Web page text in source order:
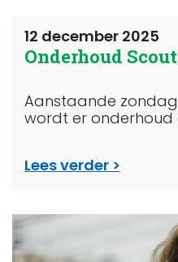
12 december 2025
Onderhoud
Aanstaande
wordt er onderhoud
Lees verder